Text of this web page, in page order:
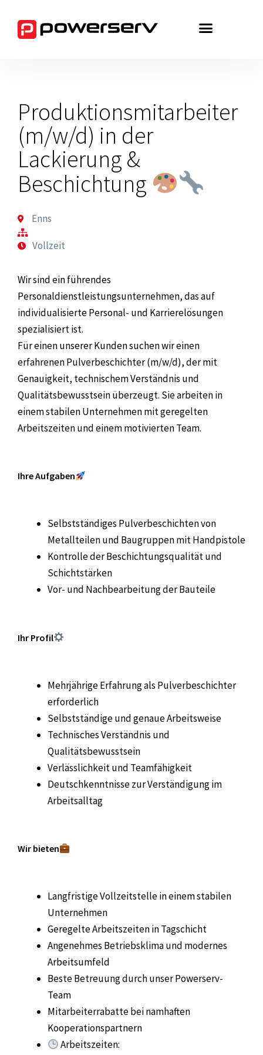
Inhalt
springen
Produktionsmitarbeiter
(m/w/d) in der
Lackierung &
Beschichtung
Enns
Vollzeit
Wir sind ein führendes
Personaldienstleistungsunternehmen, das auf
individualisierte Personal- und Karrierelösungen
spezialisiert ist.
Für einen unserer Kunden suchen wir einen
erfahrenen Pulverbeschichter (m/w/d), der mit
Genauigkeit, technischem Verständnis und
Qualitätsbewusstsein überzeugt. Sie arbeiten in
einem stabilen Unternehmen mit geregelten
Arbeitszeiten und einem motivierten Team.
Ihre Aufgaben
Selbstständiges Pulverbeschichten von
Metallteilen und Baugruppen mit Handpistole
Kontrolle der Beschichtungsqualität und
Schichtstärken
Vor- und Nachbearbeitung der Bauteile
Ihr Profil
Mehrjährige Erfahrung als Pulverbeschichter
erforderlich
Selbstständige und genaue Arbeitsweise
Technisches Verständnis und
Qualitätsbewusstsein
Verlässlichkeit und Teamfähigkeit
Deutschkenntnisse zur Verständigung im
Arbeitsalltag
Wir bieten
Langfristige Vollzeitstelle in einem stabilen
Unternehmen
Geregelte Arbeitszeiten in Tagschicht
Angenehmes Betriebsklima und modernes
Arbeitsumfeld
Beste Betreuung durch unser Powerserv-
Team
Mitarbeiterrabatte bei namhaften
Kooperationspartnern
Arbeitszeiten: